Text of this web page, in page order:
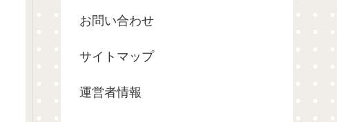
お問い合わせ
サイトマップ
運営者情報